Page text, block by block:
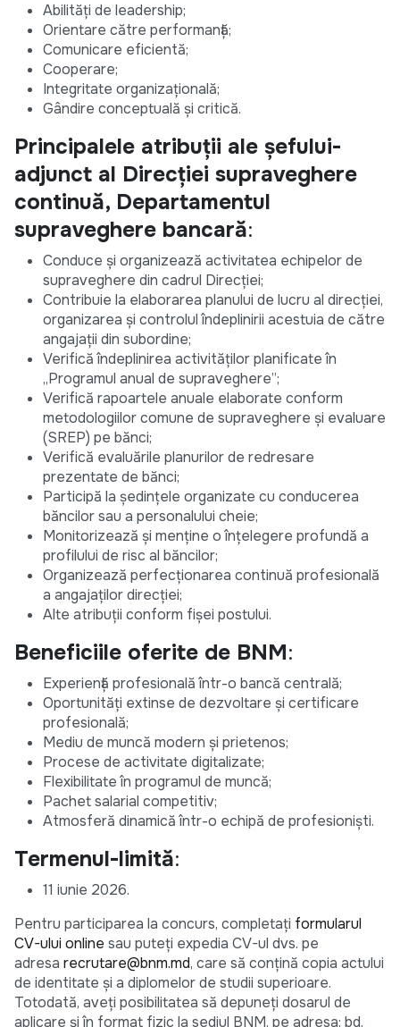
Abilități de leadership;
Orientare către performanță;
Comunicare eficientă;
Cooperare;
Integritate organizațională;
Gândire conceptuală și critică.
Principalele atribuții ale șefului-
adjunct al Direcției supraveghere
continuă, Departamentul
supraveghere bancară:
Conduce și organizează activitatea echipelor de
supraveghere din cadrul Direcției;
Contribuie la elaborarea planului de lucru al direcției,
organizarea și controlul îndeplinirii acestuia de către
angajații din subordine;
Verifică îndeplinirea activităților planificate în
„Programul anual de supraveghere”;
Verifică rapoartele anuale elaborate conform
metodologiilor comune de supraveghere și evaluare
(SREP) pe bănci;
Verifică evaluările planurilor de redresare
prezentate de bănci;
Participă la ședințele organizate cu conducerea
băncilor sau a personalului cheie;
Monitorizează şi menţine o înţelegere profundă a
profilului de risc al băncilor;
Organizează perfecționarea continuă profesională
a angajaților direcției;
Alte atribuții conform fișei postului.
Beneficiile oferite de BNM:
Experiență profesională într-o bancă centrală;
Oportunități extinse de dezvoltare și certificare
profesională;
Mediu de muncă modern și prietenos;
Procese de activitate digitalizate;
Flexibilitate în programul de muncă;
Pachet salarial competitiv;
Atmosferă dinamică într-o echipă de profesioniști.
Termenul-limită:
11 iunie 2026.
Pentru participarea la concurs, completaţi formularul
CV-ului online sau puteţi expedia CV-ul dvs. pe
adresa recrutare@bnm.md, care să conțină copia actului
de identitate și a diplomelor de studii superioare.
Totodată, aveți posibilitatea să depuneți dosarul de
aplicare și în format fizic la sediul BNM, pe adresa: bd.